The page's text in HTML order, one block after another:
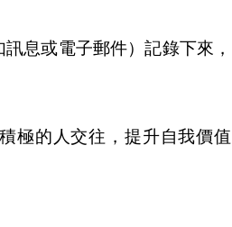
息或電子郵件）記錄下來，
極的人交往，提升自我價值